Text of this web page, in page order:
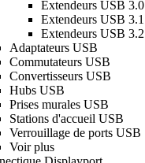
Extendeurs USB 3.0
Extendeurs USB 3.1
Extendeurs USB 3.2
Adaptateurs USB
Commutateurs USB
Convertisseurs USB
Hubs USB
Prises murales USB
Stations d'accueil USB
Verrouillage de ports USB
Voir plus